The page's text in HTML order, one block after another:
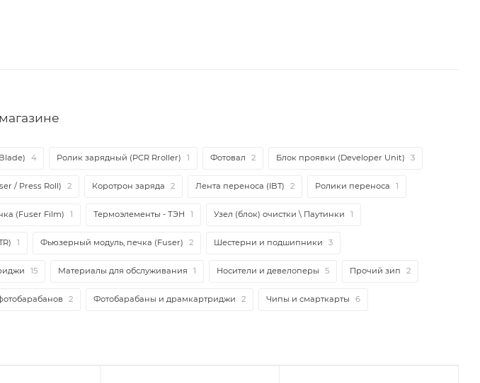
4 Ролик зарядный (PCR Rroller) 1 Фотовал 2 Блок проявки (Developer Unit) 3
/ Press Roll) 2 Коротрон заряда 2 Лента переноса (IBT) 2 Ролики переноса 1
(Fuser Film) 1 Термоэлементы - ТЭН 1 Узел (блок) очистки \ Паутинки 1
1 Фьюзерный модуль, печка (Fuser) 2 Шестерни и подшипники 3
15 Материалы для обслуживания 1 Носители и девелоперы 5 Прочий зип 2
2 Фотобарабаны и драмкартриджи 2 Чипы и смарткарты 6